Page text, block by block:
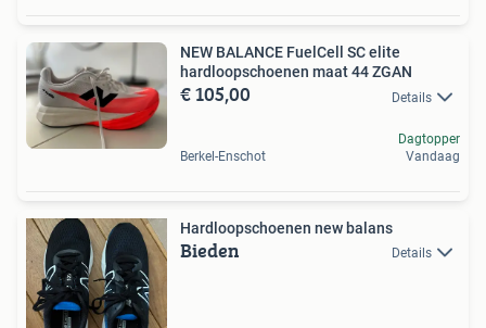
NEW BALANCE FuelCell SC elite
hardloopschoenen maat 44 ZGAN
€ 105,00 Details
Berkel-Enschot
Dagtopper
Vandaag
Hardloopschoenen new balans
Bieden Details